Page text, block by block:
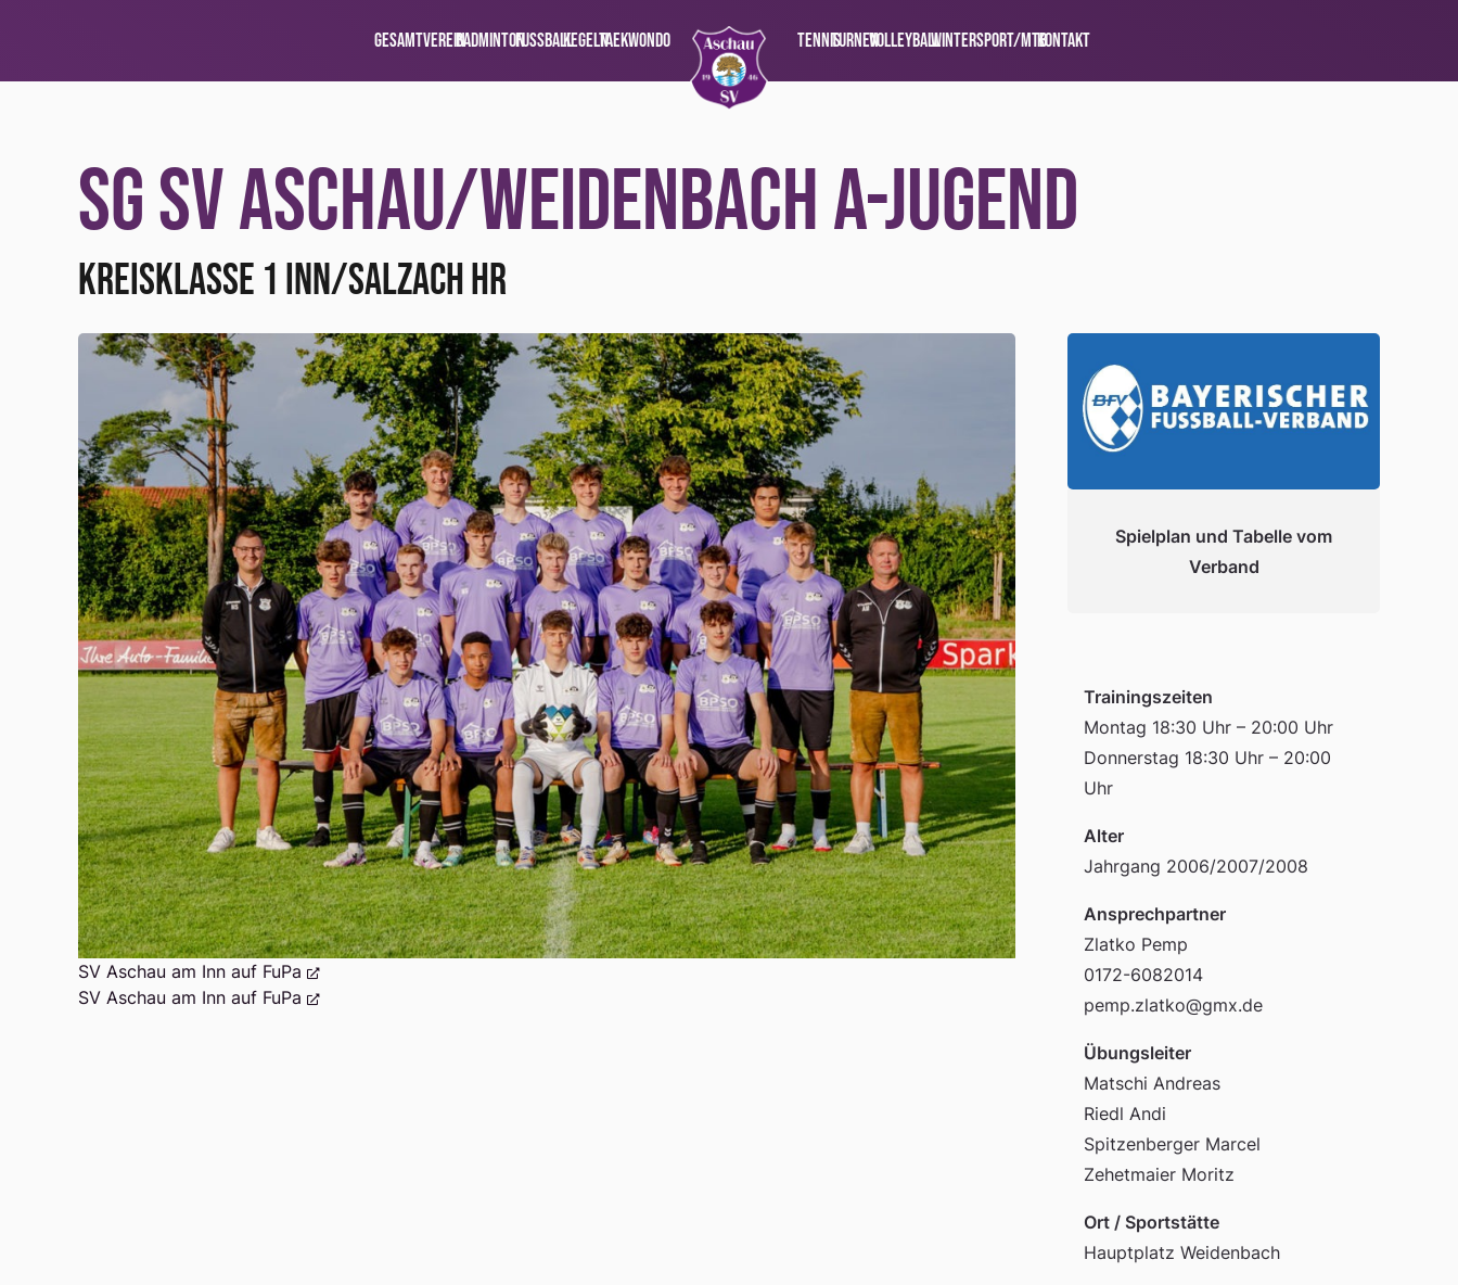
GesamtvereinBadmintonFussballKegelnTaeKwonDo TennisTurnenVolleyballWintersport/MTBKontakt
SG SV ASCHAU/WEIDENBACH A-Jugend
Kreisklasse 1 Inn/Salzach HR
SV Aschau am Inn auf FuPa
SV Aschau am Inn auf FuPa
Spielplan und Tabelle vom
Verband
Trainingszeiten
Montag 18:30 Uhr – 20:00 Uhr
Donnerstag 18:30 Uhr – 20:00
Uhr
Alter
Jahrgang 2006/2007/2008
Ansprechpartner
Zlatko Pemp
0172-6082014
pemp.zlatko@gmx.de
Übungsleiter
Matschi Andreas
Riedl Andi
Spitzenberger Marcel
Zehetmaier Moritz
Ort / Sportstätte
Hauptplatz Weidenbach